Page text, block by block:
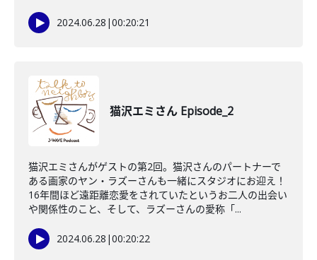
2024.06.28 |00:20:21
猫沢エミさん Episode_2
猫沢エミさんがゲストの第2回。猫沢さんのパートナーで
ある画家のヤン・ラズーさんも一緒にスタジオにお迎え！
16年間ほど遠距離恋愛をされていたというお二人の出会い
や関係性のこと、そして、ラズーさんの愛称「...
2024.06.28 |00:20:22